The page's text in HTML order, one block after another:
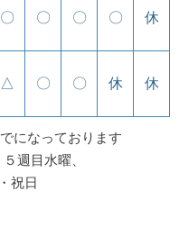
〇 〇 〇 〇 休
△ 〇 〇 休 休
になっております
週目水曜、
祝日